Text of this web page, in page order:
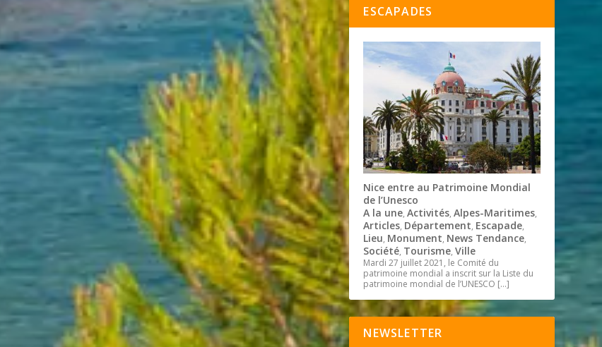
ESCAPADES
Nice entre au Patrimoine Mondial
de l’Unesco
A la une,Activités,Alpes-Maritimes,
Articles, Département, Escapade,
Lieu, Monument, News Tendance,
Société, Tourisme,Ville
Mardi 27 juillet 2021, le Comité du
patrimoine mondial a inscrit sur la Liste du
patrimoine mondial de l’UNESCO […]
NEWSLETTER